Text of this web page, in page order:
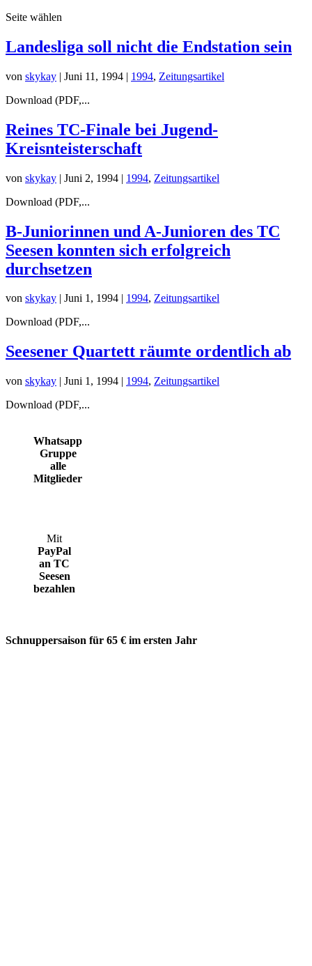
Seite wählen
Landesliga soll nicht die Endstation sein
von skykay | Juni 11, 1994 | 1994, Zeitungsartikel
Download (PDF,...
Reines TC-Finale bei Jugend-
Kreisnteisterschaft
von skykay | Juni 2, 1994 | 1994, Zeitungsartikel
Download (PDF,...
B-Juniorinnen und A-Junioren des TC
Seesen konnten sich erfolgreich
durchsetzen
von skykay | Juni 1, 1994 | 1994, Zeitungsartikel
Download (PDF,...
Seesener Quartett räumte ordentlich ab
von skykay | Juni 1, 1994 | 1994, Zeitungsartikel
Download (PDF,...
Whatsapp
Gruppe
alle
Mitglieder
Mit
PayPal
an TC
Seesen
bezahlen
Schnuppersaison für 65 € im ersten Jahr